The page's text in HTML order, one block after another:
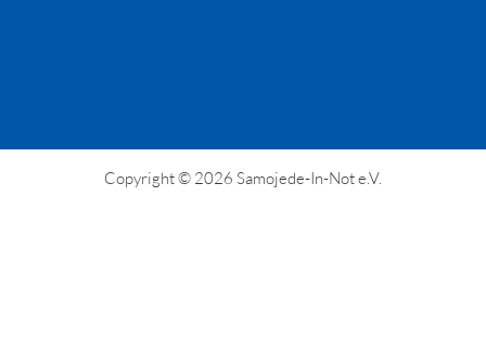
Copyright © 2026 Samojede-In-Not e.V.